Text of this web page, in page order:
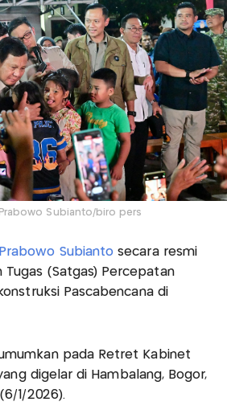
Subianto/biro pers
Prabowo Subiantosecara resmi
(Satgas) Percepatan
Pascabencana di
pada Retret Kabinet
digelar di Hambalang, Bogor,
1/2026).